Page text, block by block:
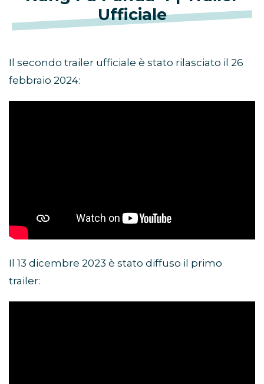
Ufficiale
Il secondo trailer ufficiale è stato rilasciato il 26
febbraio 2024:
Il 13 dicembre 2023 è stato diffuso il primo
trailer: